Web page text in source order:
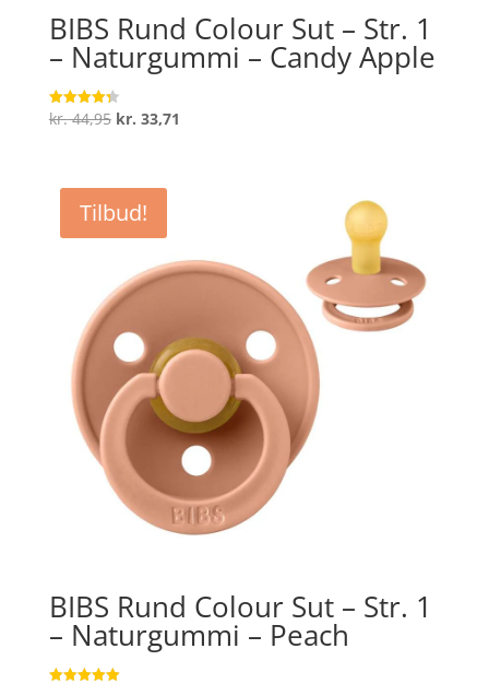
BIBS Rund Colour Sut – Str. 1
– Naturgummi – Candy Apple
Vurderet
4.3
kr.44,95 Den
var:
kr. 44,95.
kr. 33,71
Tilbud!
BIBS Rund Colour Sut – Str. 1
– Naturgummi – Peach